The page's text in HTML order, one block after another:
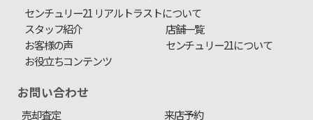
センチュリー21 リアルトラストについて
スタッフ紹介
店舗一覧
お客様の声
センチュリー21について
お役立ちコンテンツ
お問い合わせ
売却査定
来店予約